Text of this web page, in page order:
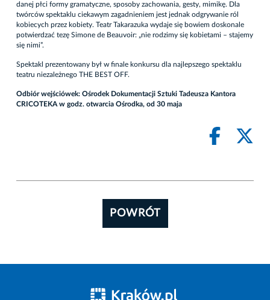
danej płci formy gramatyczne, sposoby zachowania, gesty, mimikę. Dla
twórców spektaklu ciekawym zagadnieniem jest jednak odgrywanie ról
kobiecych przez kobiety. Teatr Takarazuka wydaje się bowiem doskonale
potwierdzać tezę Simone de Beauvoir: „nie rodzimy się kobietami – stajemy
się nimi”.
Spektakl prezentowany był w finale konkursu dla najlepszego spektaklu
teatru niezależnego THE BEST OFF.
Odbiór wejściówek: Ośrodek Dokumentacji Sztuki Tadeusza Kantora
CRICOTEKA w godz. otwarcia Ośrodka, od 30 maja
POWRÓT